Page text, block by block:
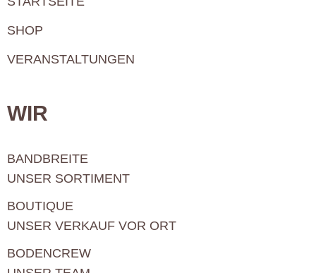
SHOP
VERANSTALTUNGEN
WIR
BANDBREITE
UNSER SORTIMENT
BOUTIQUE
UNSER VERKAUF VOR ORT
BODENCREW